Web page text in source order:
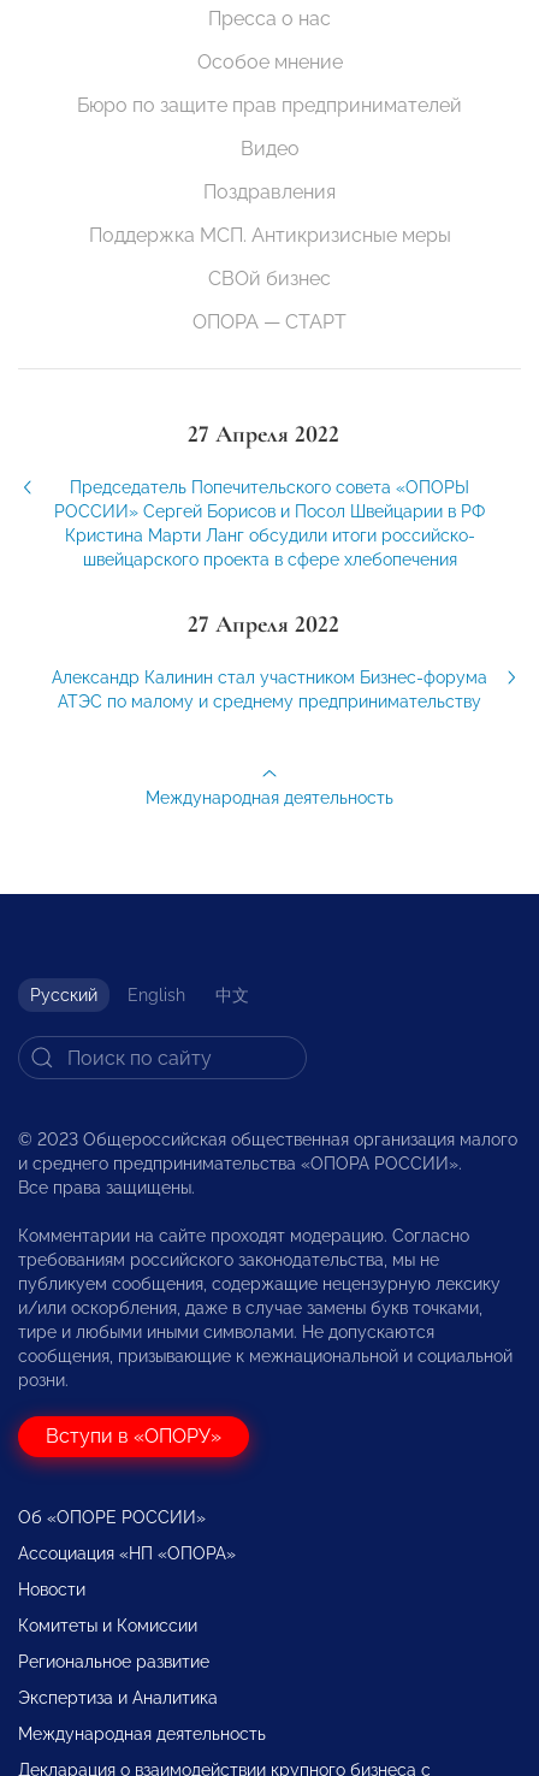
Пресса о нас
Особое мнение
Бюро по защите прав предпринимателей
Видео
Поздравления
Поддержка МСП. Антикризисные меры
СВОй бизнес
ОПОРА — СТАРТ
27 Апреля 2022
Председатель Попечительского совета «ОПОРЫ
РОССИИ» Сергей Борисов и Посол Швейцарии в РФ
Кристина Марти Ланг обсудили итоги российско-
швейцарского проекта в сфере хлебопечения
27 Апреля 2022
Александр Калинин стал участником Бизнес-форума
АТЭС по малому и среднему предпринимательству
Международная деятельность
Русский English 中文
© 2023 Общероссийская общественная организация малого
и среднего предпринимательства «ОПОРА РОССИИ».
Все права защищены.
Комментарии на сайте проходят модерацию. Согласно
требованиям российского законодательства, мы не
публикуем сообщения, содержащие нецензурную лексику
и/или оскорбления, даже в случае замены букв точками,
тире и любыми иными символами. Не допускаются
сообщения, призывающие к межнациональной и социальной
розни.
Вступи в «ОПОРУ»
Об «ОПОРЕ РОССИИ»
Ассоциация «НП «ОПОРА»
Новости
Комитеты и Комиссии
Региональное развитие
Экспертиза и Аналитика
Международная деятельность
Декларация о взаимодействии крупного бизнеса с